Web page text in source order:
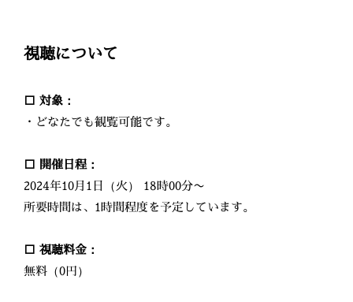
視聴について
□ 対象：
・どなたでも観覧可能です。
□ 開催日程：
2024年10月1日（火） 18時00分〜
所要時間は、1時間程度を予定しています。
□ 視聴料金：
無料（0円）